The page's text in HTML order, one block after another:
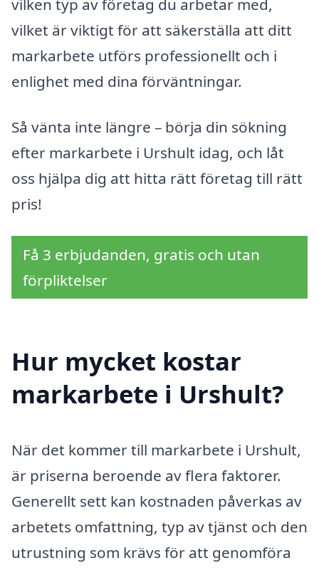
vilken typ av företag du arbetar med,
vilket är viktigt för att säkerställa att ditt
markarbete utförs professionellt och i
enlighet med dina förväntningar.
Så vänta inte längre – börja din sökning
efter markarbete i Urshult idag, och låt
oss hjälpa dig att hitta rätt företag till rätt
pris!
Få 3 erbjudanden, gratis och utan
förpliktelser
Hur mycket kostar
markarbete i Urshult?
När det kommer till markarbete i Urshult,
är priserna beroende av flera faktorer.
Generellt sett kan kostnaden påverkas av
arbetets omfattning, typ av tjänst och den
utrustning som krävs för att genomföra